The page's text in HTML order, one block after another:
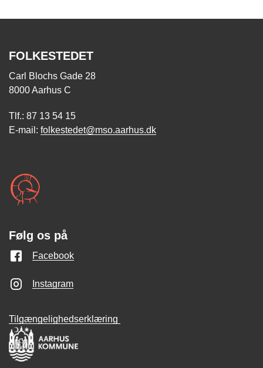
FOLKESTEDET
Carl Blochs Gade 28
8000 Aarhus C
Tlf.: 87 13 54 15
E-mail: folkestedet@mso.aarhus.dk
Følg os på
Facebook
Instagram
Tilgængelighedserklæring